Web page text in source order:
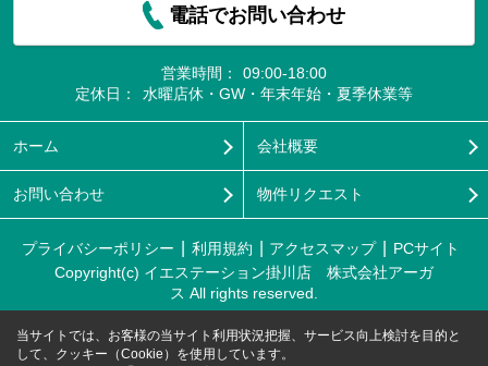
電話でお問い合わせ
営業時間：
09:00-18:00
定休日：
水曜店休・GW・年末年始・夏季休業等
ホーム 会社概要
お問い合わせ 物件リクエスト
プライバシーポリシー 利用規約 アクセスマップ
PCサイト
Copyright(c) イエステーション掛川店 株式会社アーガ
ス All rights reserved.
当サイトでは、お客様の当サイト利用状況把握、サービス向上検討を目的と
して、クッキー（Cookie）を使用しています。